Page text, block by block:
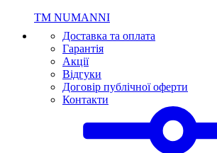
ТМ NUMANNI
Доставка та оплата
Гарантія
Акції
Відгуки
Договір публічної оферти
Контакти